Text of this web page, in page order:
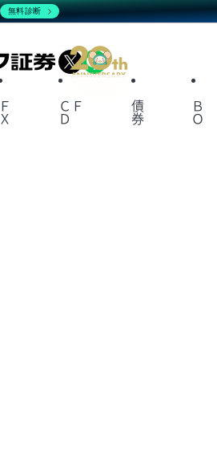
X
Ｆ
Ｘ
ＣＦ
Ｄ
債
券
Ｂ
Ｏ
無料診断